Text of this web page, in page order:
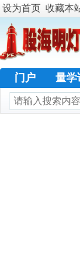
设为首页 收藏本
门户 量学
学员天地